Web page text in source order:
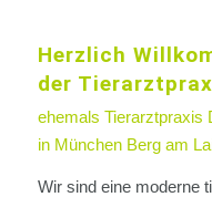
Herzlich
der
ehemals Tierarztpraxis
in München Berg am
Wir sind eine moderne